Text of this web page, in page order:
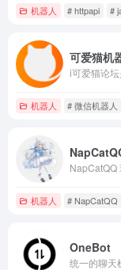
机器人 # httpapi #
可爱猫机
机器人 # 微信机器人
NapCatQQ
机器人 # NapCatQQ
OneBot
统一的聊天